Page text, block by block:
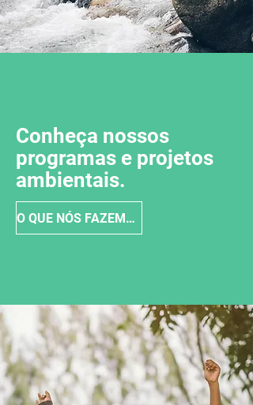
Conheça nossos
programas e projetos
ambientais.
O QUE NÓS FAZEMOS